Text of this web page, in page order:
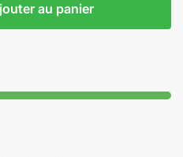
au panier